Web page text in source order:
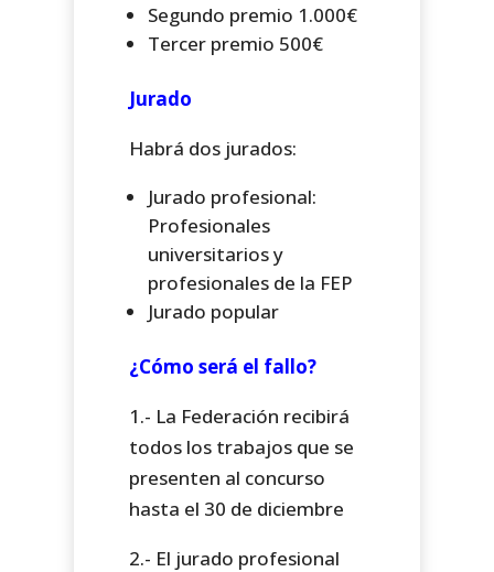
Segundo premio 1.000€
Tercer premio 500€
Jurado
Habrá dos jurados:
Jurado profesional:
Profesionales
universitarios y
profesionales de la FEP
Jurado popular
¿Cómo será el fallo?
1.- La Federación recibirá
todos los trabajos que se
presenten al concurso
hasta el 30 de diciembre
2.- El jurado profesional